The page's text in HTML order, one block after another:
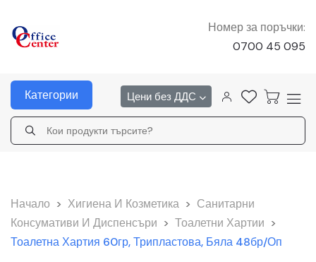
Номер за поръчки:
0700 45 095
Категории Цени без ДДС
Начало > Хигиена И Козметика > Санитарни
Консумативи И Диспенсъри > Тоалетни Хартии >
Тоалетна Хартия 60гр, Трипластова, Бяла 48бр/оп